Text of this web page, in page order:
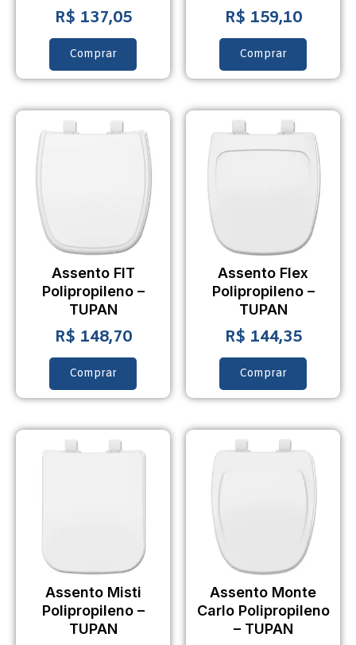
R$ 137,05
Comprar
R$ 159,10
Comprar
Assento FIT
Polipropileno –
TUPAN
R$ 148,70
Comprar
Assento Flex
Polipropileno –
TUPAN
R$ 144,35
Comprar
Assento Misti
Polipropileno –
TUPAN
Assento Monte
Carlo Polipropileno
– TUPAN